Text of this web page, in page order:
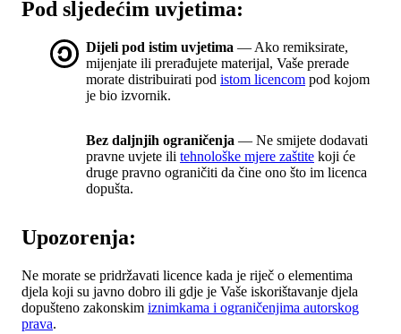
Pod sljedećim uvjetima:
Dijeli pod istim uvjetima — Ako remiksirate,
mijenjate ili prerađujete materijal, Vaše prerade
morate distribuirati pod istom licencom pod kojom
je bio izvornik.
Bez daljnjih ograničenja — Ne smijete dodavati
pravne uvjete ili tehnološke mjere zaštite koji će
druge pravno ograničiti da čine ono što im licenca
dopušta.
Upozorenja:
Ne morate se pridržavati licence kada je riječ o elementima
djela koji su javno dobro ili gdje je Vaše iskorištavanje djela
dopušteno zakonskim iznimkama i ograničenjima autorskog
prava.